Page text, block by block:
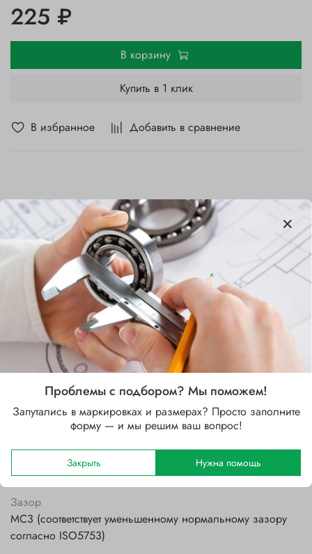
В избранное Добавить в сравнение
225 ₽
В корзину
Купить в 1 клик
Характеристики
Бренд
Внутренний диаметр d, мм
5
Наружный диаметр D, мм
Ширина B, мм
Стальной
Зазор
MC3 (соответствует уменьшенному нормальному зазору
согласно ISO5753)
Проблемы с подбором? Мы поможем!
Запутались в маркировках и размерах? Просто заполните
форму — и мы решим ваш вопрос!
Закрыть Нужна помощь